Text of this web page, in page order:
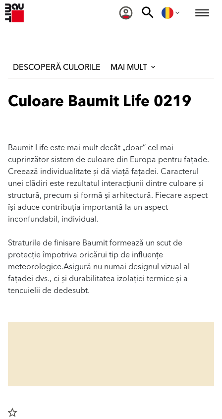
DESCOPERĂ CULORILE MAI MULT
Culoare Baumit Life 0219
Baumit Life este mai mult decât „doar” cel mai
cuprinzător sistem de culoare din Europa pentru fațade.
Creează individualitate și dă viață fațadei. Caracterul
unei clădiri este rezultatul interacțiunii dintre culoare și
structură, precum și formă și arhitectură. Fiecare aspect
își aduce contribuția importantă la un aspect
inconfundabil, individual.
Straturile de finisare Baumit formează un scut de
protecție împotriva oricărui tip de influențe
meteorologice.Asigură nu numai designul vizual al
fațadei dvs., ci și durabilitatea izolației termice și a
tencuielii de dedesubt.
star_border